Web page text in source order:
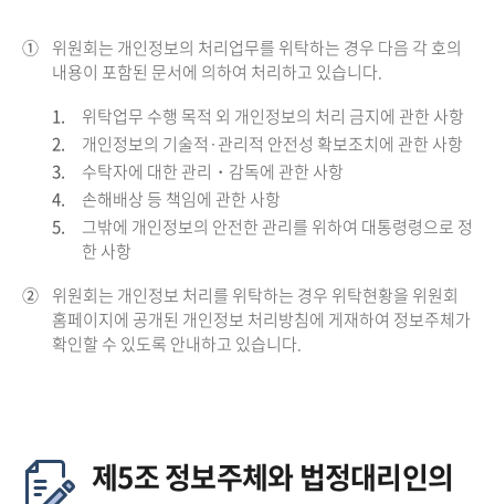
① 위원회는 개인정보의 처리업무를 위탁하는 경우 다음 각 호의
내용이 포함된 문서에 의하여 처리하고 있습니다.
1.
위탁업무 수행 목적 외 개인정보의 처리 금지에 관한 사항
2.
개인정보의 기술적·관리적 안전성 확보조치에 관한 사항
3.
수탁자에 대한 관리・감독에 관한 사항
4.
손해배상 등 책임에 관한 사항
5.
그밖에 개인정보의 안전한 관리를 위하여 대통령령으로 정
한 사항
② 위원회는 개인정보 처리를 위탁하는 경우 위탁현황을 위원회
홈페이지에 공개된 개인정보 처리방침에 게재하여 정보주체가
확인할 수 있도록 안내하고 있습니다.
제5조 정보주체와 법정대리인의